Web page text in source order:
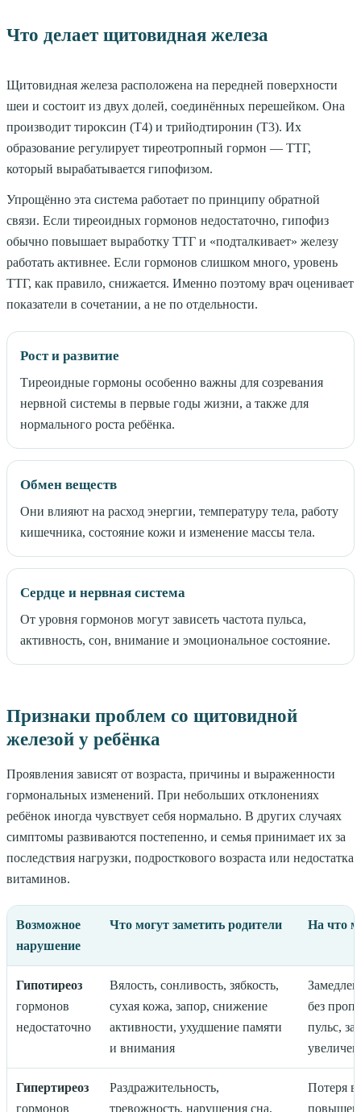
Что делает щитовидная железа
Щитовидная железа расположена на передней поверхности
шеи и состоит из двух долей, соединённых перешейком. Она
производит тироксин (Т4) и трийодтиронин (Т3). Их
образование регулирует тиреотропный гормон — ТТГ,
который вырабатывается гипофизом.
Упрощённо эта система работает по принципу обратной
связи. Если тиреоидных гормонов недостаточно, гипофиз
обычно повышает выработку ТТГ и «подталкивает» железу
работать активнее. Если гормонов слишком много, уровень
ТТГ, как правило, снижается. Именно поэтому врач оценивает
показатели в сочетании, а не по отдельности.
Рост и развитие
Тиреоидные гормоны особенно важны для созревания
нервной системы в первые годы жизни, а также для
нормального роста ребёнка.
Обмен веществ
Они влияют на расход энергии, температуру тела, работу
кишечника, состояние кожи и изменение массы тела.
Сердце и нервная система
От уровня гормонов могут зависеть частота пульса,
активность, сон, внимание и эмоциональное состояние.
Признаки проблем со щитовидной
железой у ребёнка
Проявления зависят от возраста, причины и выраженности
гормональных изменений. При небольших отклонениях
ребёнок иногда чувствует себя нормально. В других случаях
симптомы развиваются постепенно, и семья принимает их за
последствия нагрузки, подросткового возраста или недостатка
витаминов.
Возможное
нарушение
Что могут заметить родители На что
Гипотиреоз
гормонов
недостаточно
Вялость, сонливость, зябкость,
сухая кожа, запор, снижение
активности, ухудшение памяти
и внимания
без
пульс,
Гипертиреоз
гормонов
Раздражительность,
тревожность, нарушения сна,
Потеря